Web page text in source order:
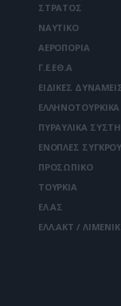
ΣΤΡΑΤΟΣ
ΝΑΥΤΙΚΟ
ΑΕΡΟΠΟΡΙΑ
Γ.Ε.ΕΘ.Α
ΕΙΔΙΚΕΣ ΔΥΝΑΜΕΙΣ
ΕΛΛΗΝΟΤΟΥΡΚΙΚΑ
ΠΥΡΑΥΛΙΚΑ
ΕΝΟΠΛΕΣ
ΠΡΟΣΩΠΙΚΟ
ΤΟΥΡΚΙΑ
ΕΛ.ΑΣ
ΕΛΛ.ΑΚΤ /